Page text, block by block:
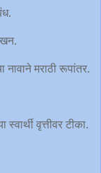
नावाने मराठी रूपांतर.
स्वार्थी वृत्तीवर टीका.